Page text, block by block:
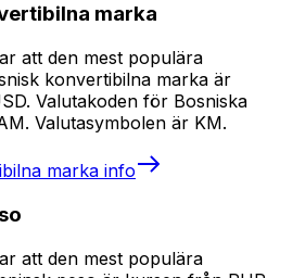
marka
att den mest populära
konvertibilna marka är
Valutakoden för Bosniska
Valutasymbolen är KM.
marka info
att den mest populära